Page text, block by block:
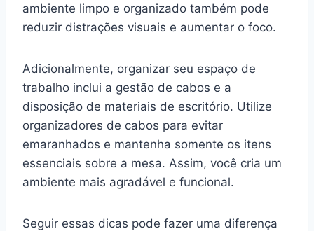
ambiente limpo e organizado também pode
reduzir distrações visuais e aumentar o foco.
Adicionalmente, organizar seu espaço de
trabalho inclui a gestão de cabos e a
disposição de materiais de escritório. Utilize
organizadores de cabos para evitar
emaranhados e mantenha somente os itens
essenciais sobre a mesa. Assim, você cria um
ambiente mais agradável e funcional.
Seguir essas dicas pode fazer uma diferença